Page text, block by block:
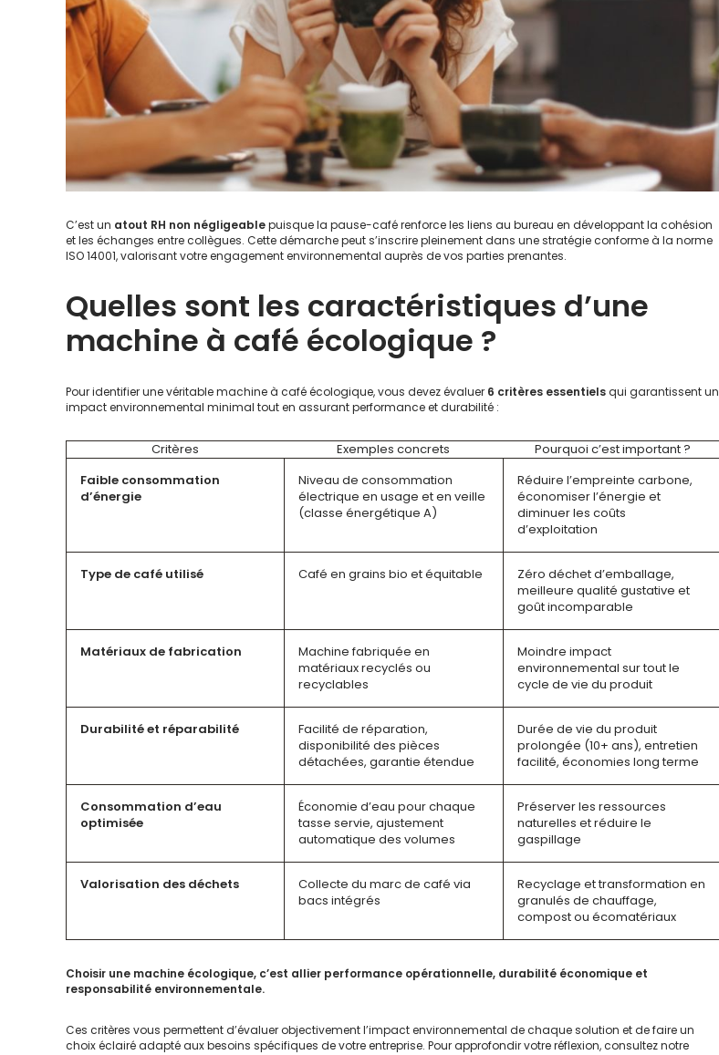
C’est un atout RH non négligeablepuisque la pause-café renforce les liens au bureau en développant la cohésion
et les échanges entre collègues. Cette démarche peut s’inscrire pleinement dans une stratégie conforme à la norme
ISO 14001, valorisant votre engagement environnemental auprès de vos parties prenantes.
Quelles sont les caractéristiques d’une
machine à café écologique ?
Pour identifier une véritable machine à café écologique, vous devez évaluer 6 critères essentielsqui garantissent un
impact environnemental minimal tout en assurant performance et durabilité :
Critères Exemples concrets
Pourquoi c’est important ?
Faible consommation
d’énergie
Niveau de consommation
électrique en usage et en veille
(classe énergétique A)
Réduire l’empreinte carbone,
économiser l’énergie et
diminuer les coûts
d’exploitation
Type de café utilisé Café en grains bio et équitable
Zéro déchet d’emballage,
meilleure qualité gustative et
goût incomparable
Matériaux de fabrication
Machine fabriquée en
matériaux recyclés ou
recyclables
Moindre impact
environnemental sur tout le
cycle de vie du produit
Durabilité et réparabilité
Facilité de réparation,
disponibilité des pièces
détachées, garantie étendue
Durée de vie du produit
prolongée (10+ ans), entretien
facilité, économies long terme
Consommation d’eau
optimisée
Économie d’eau pour chaque
tasse servie, ajustement
automatique des volumes
Préserver les ressources
naturelles et réduire le
gaspillage
Valorisation des déchets
Collecte du marc de café via
bacs intégrés
Recyclage et transformation en
granulés de chauffage,
compost ou écomatériaux
Choisir une machine écologique, c’est allier performance opérationnelle, durabilité économique et
responsabilité environnementale.
Ces critères vous permettent d’évaluer objectivement l’impact environnemental de chaque solution et de faire un
choix éclairé adapté aux besoins spécifiques de votre entreprise. Pour approfondir votre réflexion, consultez notre